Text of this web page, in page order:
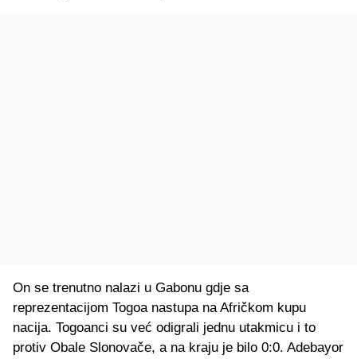
On se trenutno nalazi u Gabonu gdje sa
reprezentacijom Togoa nastupa na Afričkom kupu
nacija. Togoanci su već odigrali jednu utakmicu i to
protiv Obale Slonovače, a na kraju je bilo 0:0. Adebayor